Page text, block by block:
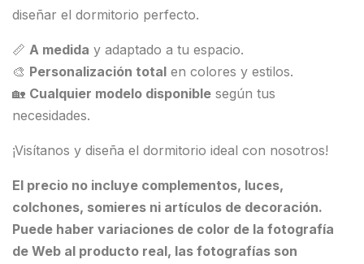
diseñar el dormitorio perfecto.
📏 A medida y adaptado a tu espacio.
🎨 Personalización total en colores y estilos.
🏡 Cualquier modelo disponible según tus
necesidades.
¡Visítanos y diseña el dormitorio ideal con nosotros!
El precio no incluye complementos, luces,
colchones, somieres ni artículos de decoración.
Puede haber variaciones de color de la fotografía
de Web al producto real, las fotografías son